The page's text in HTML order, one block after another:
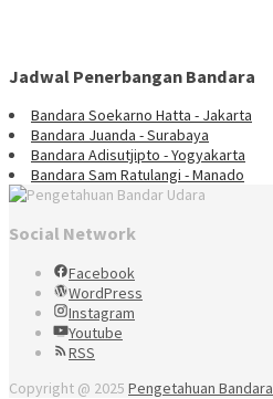
Jadwal Penerbangan Bandara
Bandara Soekarno Hatta - Jakarta
Bandara Juanda - Surabaya
Bandara Adisutjipto - Yogyakarta
Bandara Sam Ratulangi - Manado
Social Network
Facebook
WordPress
Instagram
Youtube
RSS
Copyright @ 2025 Pengetahuan Bandara